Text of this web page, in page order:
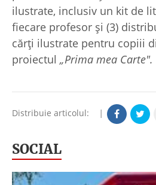
ilustrate, inclusiv un kit de
fiecare profesor și (3)
cărți ilustrate pentru copiii
proiectul „Prima mea Carte".
Distribuie articolul: |
SOCIAL